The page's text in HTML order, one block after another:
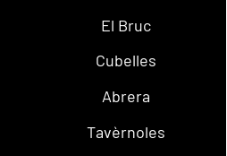
El Bruc
Cubelles
Abrera
Tavèrnoles